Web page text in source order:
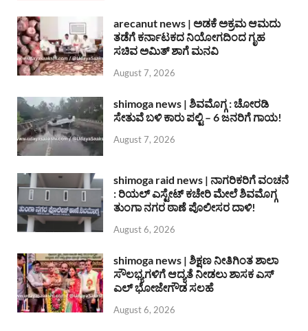
arecanut news | ಅಡಕೆ ಅಕ್ರಮ ಆಮದು
ತಡೆಗೆ ಕರ್ನಾಟಕದ ನಿಯೋಗದಿಂದ ಗೃಹ
ಸಚಿವ ಅಮಿತ್ ಶಾಗೆ ಮನವಿ
August 7, 2026
shimoga news | ಶಿವಮೊಗ್ಗ : ಚೋರಡಿ
ಸೇತುವೆ ಬಳಿ ಕಾರು ಪಲ್ಟಿ – 6 ಜನರಿಗೆ ಗಾಯ!
August 7, 2026
shimoga raid news | ನಾಗರಿಕರಿಗೆ ವಂಚನೆ
: ರಿಯಲ್ ಎಸ್ಟೇಟ್ ಕಚೇರಿ ಮೇಲೆ ಶಿವಮೊಗ್ಗ
ತುಂಗಾ ನಗರ ಠಾಣೆ ಪೊಲೀಸರ ದಾಳಿ!
August 6, 2026
shimoga news | ಶಿಕ್ಷಣ ನೀತಿಗಿಂತ ಶಾಲಾ
ಸೌಲಭ್ಯಗಳಿಗೆ ಆದ್ಯತೆ ನೀಡಲು ಶಾಸಕ ಎಸ್
ಎಲ್ ಭೋಜೇಗೌಡ ಸಲಹೆ
August 6, 2026